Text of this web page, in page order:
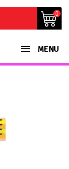
0
MENU